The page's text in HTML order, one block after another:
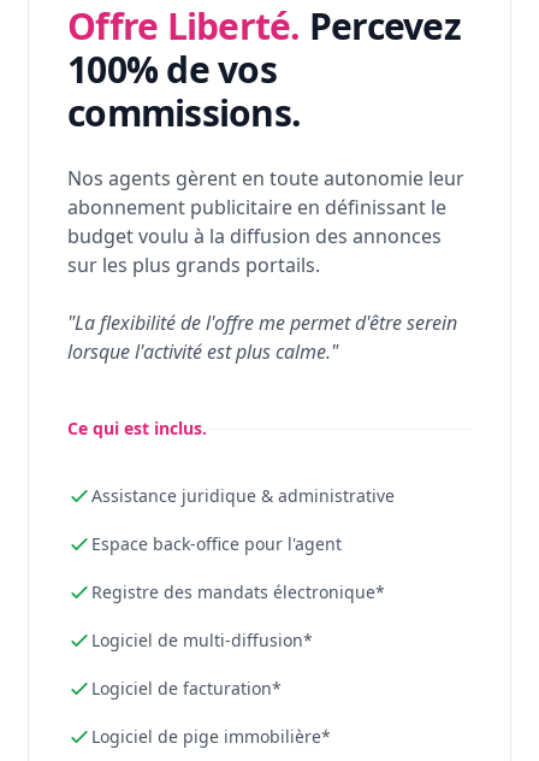
Offre Liberté. Percevez
100% de vos
commissions.
Nos agents gèrent en toute autonomie leur
abonnement publicitaire en définissant le
budget voulu à la diffusion des annonces
sur les plus grands portails.
"La flexibilité de l'offre me permet d'être serein
lorsque l'activité est plus calme."
Ce qui est inclus.
Assistance juridique & administrative
Espace back-office pour l'agent
Registre des mandats électronique*
Logiciel de multi-diffusion*
Logiciel de facturation*
Logiciel de pige immobilière*